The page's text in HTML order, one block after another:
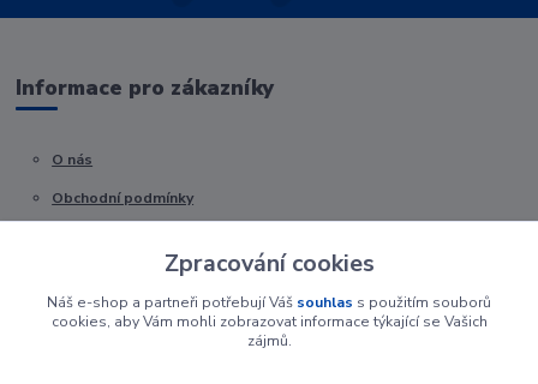
Informace pro zákazníky
O nás
Obchodní podmínky
Zpracování cookies
Náš e-shop a partneři potřebují Váš souhlas s použitím souborů
cookies, aby Vám mohli zobrazovat informace týkající se Vašich
zájmů.